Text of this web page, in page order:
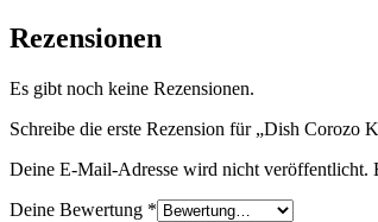
Rezensionen
Es gibt noch keine Rezensionen.
Schreibe die erste Rezension für „Dish Corozo
Deine E-Mail-Adresse wird nicht veröffentlicht.
Deine Bewertung *